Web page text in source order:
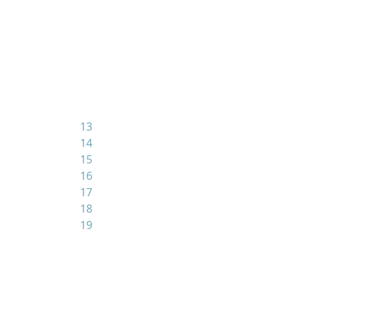
13
14
15
16
17
18
19